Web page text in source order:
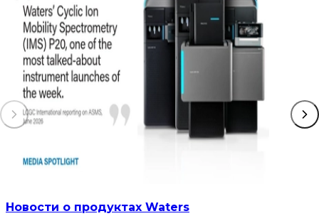
Новости о продуктах Waters